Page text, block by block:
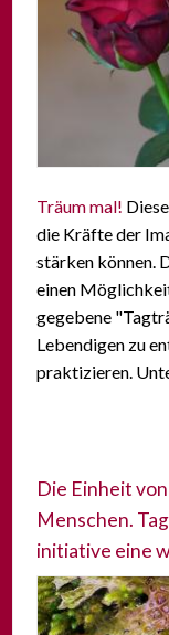
Träum mal!
die Kräfte der
stärken können.
einen
gegebene
Lebendigen zu
praktizieren.
Die Einheit
Menschen.
initiative eine